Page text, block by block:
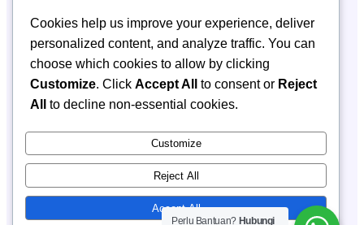
QUICK LINKS
SPMB
Berita
CONTACT INFORMATION
Email: smkn1_sendawar@yahoo.com
Cookies help us improve your experience, deliver
personalized content, and analyze traffic. You can
choose which cookies to allow by clicking
Customize. Click Accept All to consent or Reject
All
to decline non-essential cookies.
Customize
Reject All
Accept All
Perlu Bantuan? Hubungi